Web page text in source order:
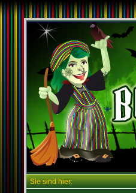
Sie sind hier: